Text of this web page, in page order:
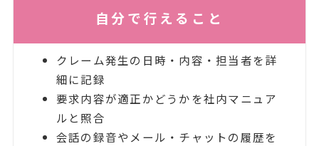
自分で行えること
クレーム発生の日時・内容・担当者を詳
細に記録
要求内容が適正かどうかを社内マニュア
ルと照合
会話の録音やメール・チャットの履歴を